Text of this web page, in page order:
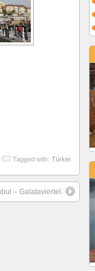
Tagged with:Türkei
– Galataviertel.